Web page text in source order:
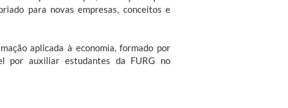
para novas empresas, conceitos e
aplicada à economia, formado por
por auxiliar estudantes da FURG no